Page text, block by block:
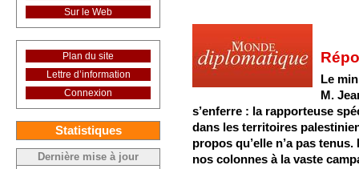
Le
M.
s’enferre : la rapporteuse
dans les territoires
propos qu’elle n’a pas
nos colonnes à la vaste
Sur le Web
Plan du site
Lettre d’information
Connexion
Statistiques
Dernière mise à jour